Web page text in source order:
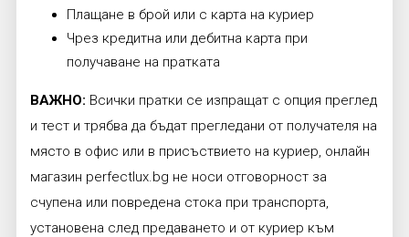
Плащане в брой или с карта на куриер
Чрез кредитна или дебитна карта при
получаване на пратката
ВАЖНО: Всички пратки се изпращат с опция преглед
и тест и трябва да бъдат прегледани от получателя на
място в офис или в присъствието на куриер, онлайн
магазин perfectlux.bg не носи отговорност за
счупена или повредена стока при транспорта,
установена след предаването и от куриер към